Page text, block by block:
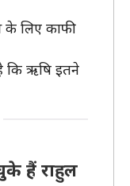
के लिए काफी
कि ऋषि इतने
हैं राहुल